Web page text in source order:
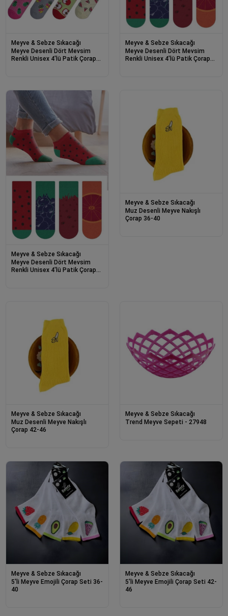
Meyve & Sebze Sıkacağı
Meyve Desenli Dört Mevsim
Renkli Unisex 4'lü Patik Çorap
Meyve & Sebze Sıkacağı
Meyve Desenli Dört Mevsim
Renkli Unisex 4'lü Patik Çorap
Meyve & Sebze Sıkacağı
Meyve Desenli Dört Mevsim
Renkli Unisex 4'lü Patik Çorap
Meyve & Sebze Sıkacağı
Muz Desenli Meyve Nakışlı
Çorap 36-40
Meyve & Sebze Sıkacağı
Muz Desenli Meyve Nakışlı
Çorap 42-46
Meyve & Sebze Sıkacağı
Trend Meyve Sepeti - 27948
Meyve & Sebze Sıkacağı
5'li Meyve Emojili Çorap Seti 36-
40
Meyve & Sebze Sıkacağı
5'li Meyve Emojili Çorap Seti 42-
46